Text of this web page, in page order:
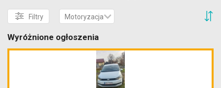
Filtry Motoryzacja
Wyróżnione ogłoszenia